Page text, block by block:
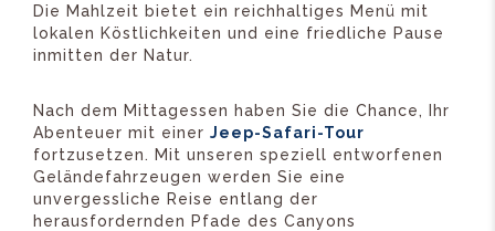
Die Mahlzeit bietet ein reichhaltiges Menü mit
lokalen Köstlichkeiten und eine friedliche Pause
inmitten der Natur.
Nach dem Mittagessen haben Sie die Chance, Ihr
Abenteuer mit einer Jeep-Safari-Tour
fortzusetzen. Mit unseren speziell entworfenen
Geländefahrzeugen werden Sie eine
unvergessliche Reise entlang der
herausfordernden Pfade des Canyons